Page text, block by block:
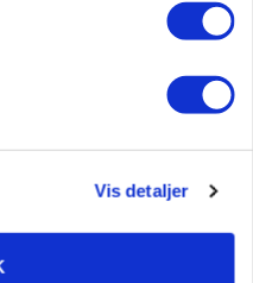
Vis detaljer
format udfordrer